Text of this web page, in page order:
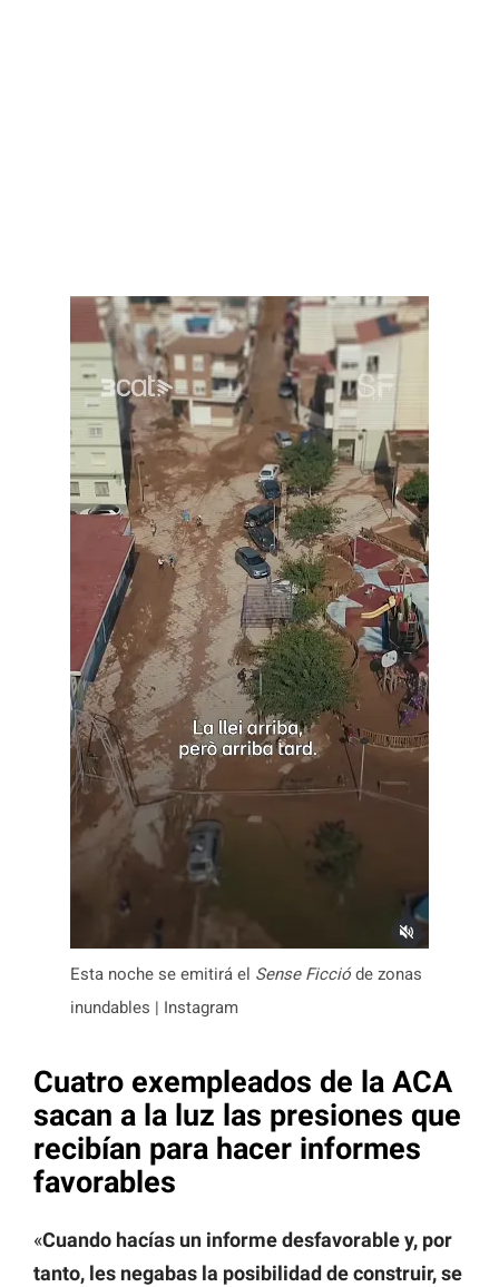
Esta noche se emitirá el Sense Ficció de zonas
inundables | Instagram
Cuatro exempleados de la ACA
sacan a la luz las presiones que
recibían para hacer informes
favorables
«Cuando hacías un informe desfavorable y, por
tanto, les negabas la posibilidad de construir, se